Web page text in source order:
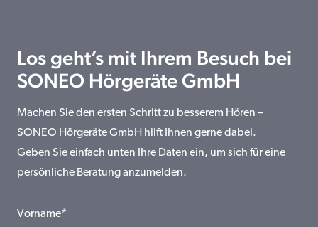
Los geht’s mit Ihrem Besuch bei
SONEO Hörgeräte GmbH
Machen Sie den ersten Schritt zu besserem Hören –
SONEO Hörgeräte GmbH hilft Ihnen gerne dabei.
Geben Sie einfach unten Ihre Daten ein, um sich für eine
persönliche Beratung anzumelden.
Vorname*